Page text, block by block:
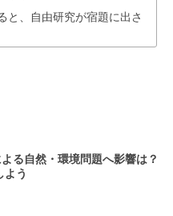
と、自由研究が宿題に出さ
る自然・環境問題へ影響は？
よう